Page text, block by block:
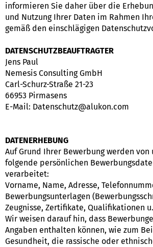
informieren Sie daher über die
und Nutzung Ihrer Daten im Rahmen
gemäß den einschlägigen
DATENSCHUTZBEAUFTRAGTER
Jens Paul
Nemesis Consulting GmbH
Carl-Schurz-Straße 21-23
66953 Pirmasens
E-Mail: Datenschutz@alukon.com
DATENERHEBUNG
Auf Grund Ihrer Bewerbung werden von
folgende persönlichen
verarbeitet:
Vorname, Name, Adresse,
Bewerbungsunterlagen
Zeugnisse, Zertifikate, Qualifikationen
Wir weisen darauf hin, dass
Angaben enthalten können, wie zum
Gesundheit, die rassische oder